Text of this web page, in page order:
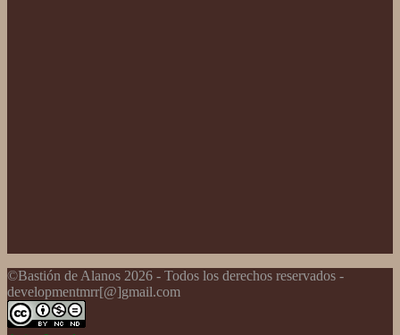
©Bastión de Alanos 2026 - Todos los derechos reservados -
developmentmrr[@]gmail.com